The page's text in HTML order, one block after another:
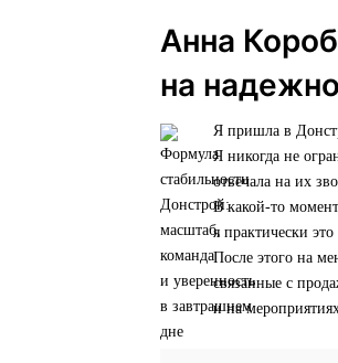
Анна
на
Я пришла в
Я никогда не
отвечала на их
В какой-то
я практически
После этого на
связанные с
и на